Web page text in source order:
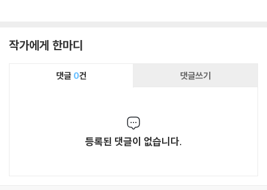
작가에게 한마디
댓글 0건 댓글쓰기
등록된 댓글이 없습니다.